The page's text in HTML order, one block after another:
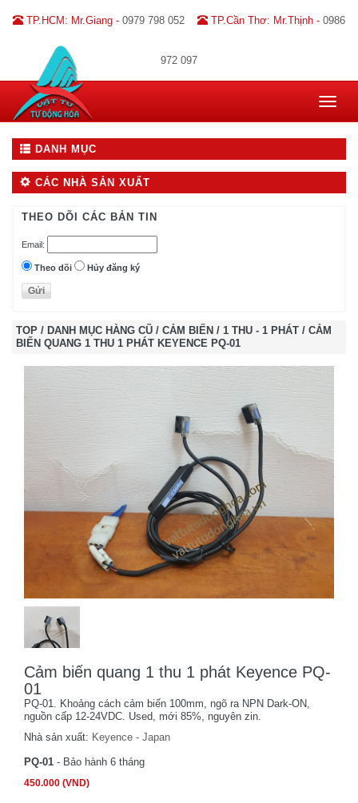
TP.HCM: Mr.Giang - 0979 798 052 TP.Cần Thơ: Mr.Thịnh - 0986
972 097
Toggle
DANH MỤC
CÁC NHÀ SẢN XUẤT
THEO DÕI CÁC BẢN TIN
Email:
Theo dõi Hủy đăng ký
TOP / DANH MỤC HÀNG CŨ / CẢM BIẾN / 1 THU - 1 PHÁT / CẢM
BIẾN QUANG 1 THU 1 PHÁT KEYENCE PQ-01
Cảm biến quang 1 thu 1 phát Keyence PQ-
01
PQ-01. Khoảng cách cảm biến 100mm, ngõ ra NPN Dark-ON,
nguồn cấp 12-24VDC. Used, mới 85%, nguyên zin.
Nhà sản xuất: Keyence - Japan
PQ-01 - Bảo hành 6 tháng
450.000 (VND)